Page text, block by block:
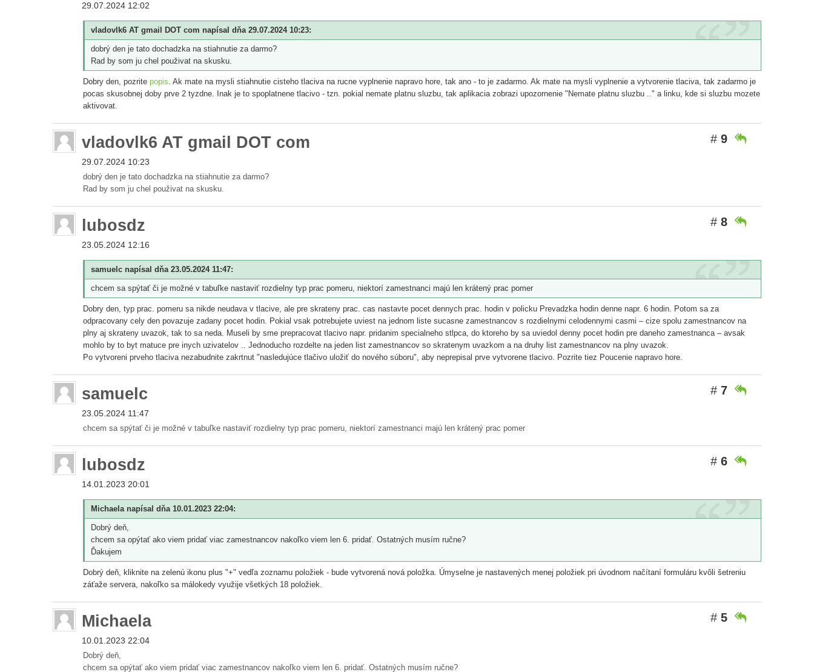
29.07.2024 12:02
vladovlk6 AT gmail DOT com napísal dňa 29.07.2024 10:23:
dobrý den je tato dochadzka na stiahnutie za darmo?
Rad by som ju chel použivat na skusku.
Dobry den, pozrite popis. Ak mate na mysli stiahnutie cisteho tlaciva na rucne vyplnenie napravo hore, tak ano - to je zadarmo. Ak mate na mysli vyplnenie a vytvorenie tlaciva, tak zadarmo je
pocas skusobnej doby prve 2 tyzdne. Inak je to spoplatnene tlacivo - tzn. pokial nemate platnu sluzbu, tak aplikacia zobrazi upozornenie "Nemate platnu sluzbu .." a linku, kde si sluzbu mozete
aktivovat.
vladovlk6 AT gmail DOT com
29.07.2024 10:23
# 9 
dobrý den je tato dochadzka na stiahnutie za darmo?
Rad by som ju chel použivat na skusku.
lubosdz
23.05.2024 12:16
# 8 
samuelc napísal dňa 23.05.2024 11:47:
chcem sa spýtať či je možné v tabuľke nastaviť rozdielny typ prac pomeru, niektorí zamestnanci majú len krátený prac pomer
Dobry den, typ prac. pomeru sa nikde neudava v tlacive, ale pre skrateny prac. cas nastavte pocet dennych prac. hodin v policku Prevadzka hodin denne napr. 6 hodin. Potom sa za
odpracovany cely den povazuje zadany pocet hodin. Pokial vsak potrebujete uviest na jednom liste sucasne zamestnancov s rozdielnymi celodennymi casmi – cize spolu zamestnancov na
plny aj skrateny uvazok, tak to sa neda. Museli by sme prepracovat tlacivo napr. pridanim specialneho stlpca, do ktoreho by sa uviedol denny pocet hodin pre daneho zamestnanca – avsak
mohlo by to byt matuce pre inych uzivatelov .. Jednoducho rozdelte na jeden list zamestnancov so skratenym uvazkom a na druhy list zamestnancov na plny uvazok.
Po vytvoreni prveho tlaciva nezabudnite zakrtnut "nasledujúce tlačivo uložiť do nového súboru", aby neprepisal prve vytvorene tlacivo. Pozrite tiez Poucenie napravo hore.
samuelc
23.05.2024 11:47
# 7 
chcem sa spýtať či je možné v tabuľke nastaviť rozdielny typ prac pomeru, niektorí zamestnanci majú len krátený prac pomer
lubosdz
14.01.2023 20:01
# 6 
Michaela napísal dňa 10.01.2023 22:04:
Dobrý deň,
chcem sa opýtať ako viem pridať viac zamestnancov nakoľko viem len 6. pridať. Ostatných musím ručne?
Ďakujem
Dobrý deň, kliknite na zelenú ikonu plus "+" vedľa zoznamu položiek - bude vytvorená nová položka. Úmyselne je nastavených menej položiek pri úvodnom načítaní formuláru kvôli šetreniu
záťaže servera, nakoľko sa málokedy využije všetkých 18 položiek.
Michaela
10.01.2023 22:04
# 5 
Dobrý deň,
chcem sa opýtať ako viem pridať viac zamestnancov nakoľko viem len 6. pridať. Ostatných musím ručne?